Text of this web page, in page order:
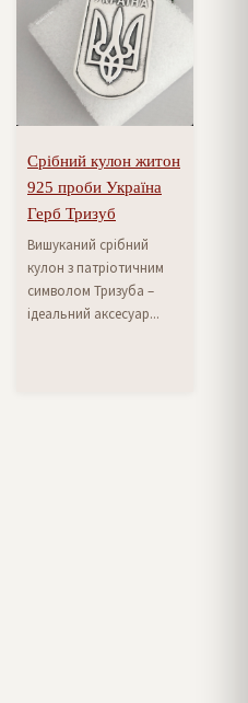
Срібний кулон житон
925 проби Україна
Герб Тризуб
Вишуканий срібний
кулон з патріотичним
символом Тризуба –
ідеальний аксесуар...